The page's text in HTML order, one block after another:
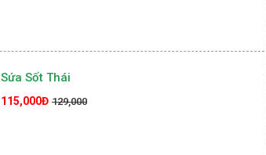
Sứa Sốt Thái
115,000Đ 129,000